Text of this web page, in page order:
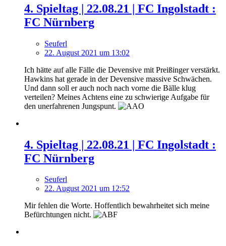
4. Spieltag | 22.08.21 | FC Ingolstadt :
FC Nürnberg
Seuferl
22. August 2021 um 13:02
Ich hätte auf alle Fälle die Devensive mit Preißinger verstärkt.
Hawkins hat gerade in der Devensive massive Schwächen.
Und dann soll er auch noch nach vorne die Bälle klug
verteilen? Meines Achtens eine zu schwierige Aufgabe für
den unerfahrenen Jungspunt.
4. Spieltag | 22.08.21 | FC Ingolstadt :
FC Nürnberg
Seuferl
22. August 2021 um 12:52
Mir fehlen die Worte. Hoffentlich bewahrheitet sich meine
Befürchtungen nicht.